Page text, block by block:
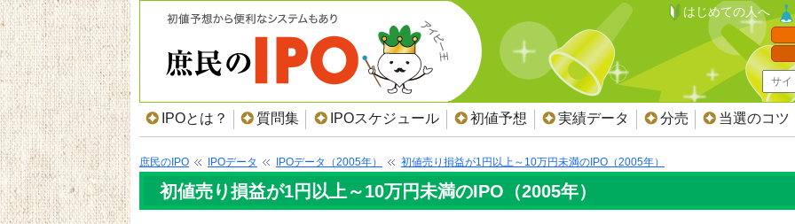
はじめての人へ
IPOとは？ 質問集 IPOスケジュール 初値予想 実績データ 分売 当選のコツ
庶民のIPO IPOデータ IPOデータ（2005年） 初値売り損益が1円以上～10万円未満のIPO（2005年）
初値売り損益が1円以上～10万円未満のIPO（2005年）